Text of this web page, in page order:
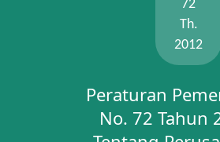
72
Th.
2012
Peraturan
No. 72 Tahun